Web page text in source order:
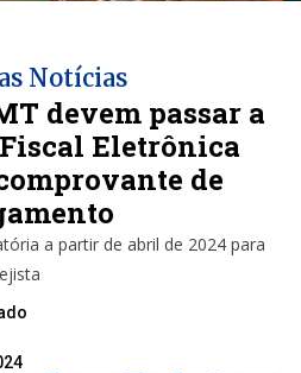
Notícias
devem passar a
Eletrônica
de
a partir de abril de 2024 para